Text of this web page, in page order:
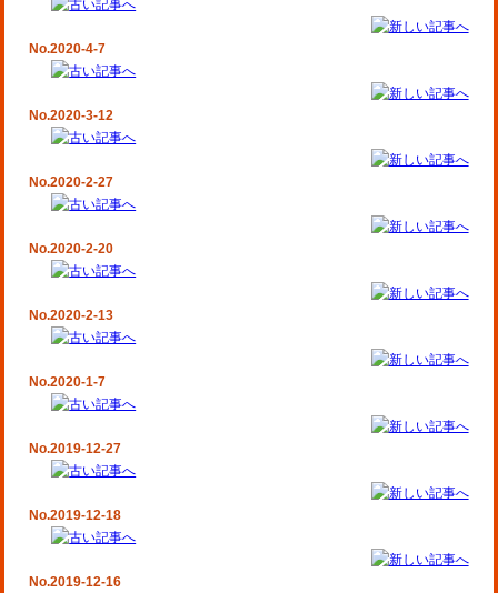
No.2020-4-7
No.2020-3-12
No.2020-2-27
No.2020-2-20
No.2020-2-13
No.2020-1-7
No.2019-12-27
No.2019-12-18
No.2019-12-16